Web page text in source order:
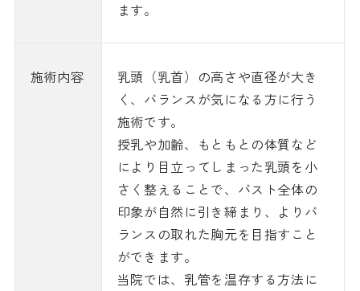
ます。
施術内容
乳頭（乳首）の高さや直径が大き
く、バランスが気になる方に行う
施術です。
授乳や加齢、もともとの体質など
により目立ってしまった乳頭を小
さく整えることで、バスト全体の
印象が自然に引き締まり、よりバ
ランスの取れた胸元を目指すこと
ができます。
当院では、乳管を温存する方法に